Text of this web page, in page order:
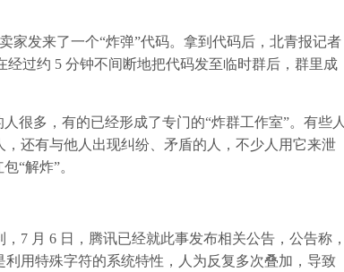
发来了一个“炸弹”代码。拿到代码后，北青报记者
过约 5 分钟不间断地把代码发至临时群后，群里成
多，有的已经形成了专门的“炸群工作室”。有些人
还有与他人出现纠纷、矛盾的人，不少人用它来泄
“解炸”。
月 6 日，腾讯已经就此事发布相关公告，公告称，
用特殊字符的系统特性，人为反复多次叠加，导致